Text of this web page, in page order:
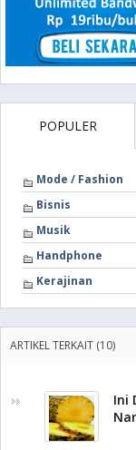
POPULER
Mode / Fashion
Bisnis
Musik
Handphone
Kerajinan
ARTIKEL TERKAIT (10)
Ini